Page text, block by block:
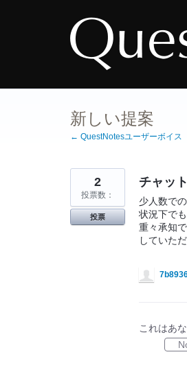
ッ
新しい提案
← QuestNotesユーザーボイス
チャッ
少人数で
状況下で
重々承知
していた
2
投票数：
投票
これはあ